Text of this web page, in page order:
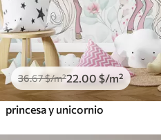
36.67$/m²22.00$/m²
princesa y unicornio